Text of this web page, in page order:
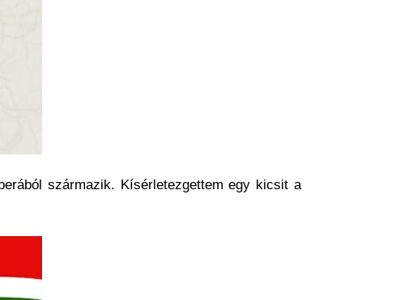
származik. Kísérletezgettem egy kicsit a